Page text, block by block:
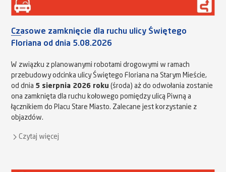
Czasowe zamknięcie dla ruchu ulicy Świętego
Floriana od dnia 5.08.2026
W związku z planowanymi robotami drogowymi w ramach
przebudowy odcinka ulicy Świętego Floriana na Starym Mieście,
od dnia 5 sierpnia 2026 roku (środa) aż do odwołania zostanie
ona zamknięta dla ruchu kołowego pomiędzy ulicą Piwną a
łącznikiem do Placu Stare Miasto. Zalecane jest korzystanie z
objazdów.
Czytaj więcej